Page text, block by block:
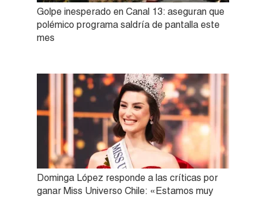
Golpe inesperado en Canal 13: aseguran que
polémico programa saldría de pantalla este
mes
Dominga López responde a las críticas por
ganar Miss Universo Chile: «Estamos muy